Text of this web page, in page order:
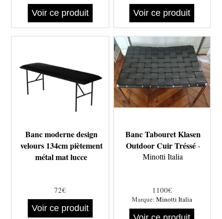
Voir ce produit
Voir ce produit
Banc moderne design
velours 134cm piètement
métal mat lucce
72€
Voir ce produit
Banc Tabouret Klasen
Outdoor Cuir Tréssé-
Minotti Italia
1100€
Marque: Minotti Italia